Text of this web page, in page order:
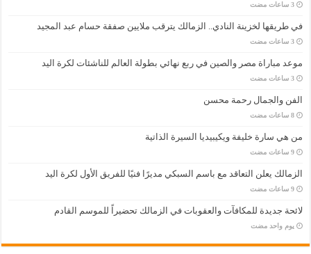
‏3 ساعات مضت
في طريقها لخزينة النادي.. الزمالك يترقب ملايين صفقة حسام عبد المجيد
‏3 ساعات مضت
موعد مباراة مصر والصين في ربع نهائي بطولة العالم للناشئات لكرة اليد
‏3 ساعات مضت
الفن والجمال رحمة محسن
‏8 ساعات مضت
من هي سارة خليفة ويكيبيديا السيرة الذاتية
‏9 ساعات مضت
الزمالك يعلن التعاقد مع باسم السبكي مديرًا فنيًا للفريق الأول لكرة اليد
‏9 ساعات مضت
لائحة جديدة للمكافآت والعقوبات في الزمالك تحضيراً للموسم القادم
‏يوم واحد مضت